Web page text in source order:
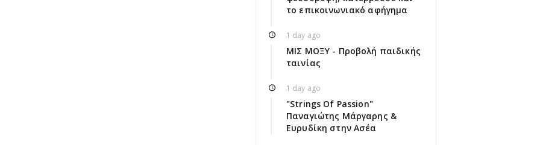
το επικοινωνιακό αφήγημα
1 day ago
ΜΙΣ ΜΟΞΥ - Προβολή παιδικής
ταινίας
1 day ago
"Strings Of Passion"
Παναγιώτης Μάργαρης &
Ευρυδίκη στην Ασέα